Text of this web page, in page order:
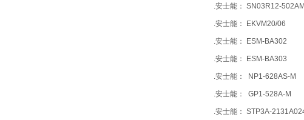
.安士能： SN03R12-
.安士能： EKVM20/06
.安士能： ESM-BA302
.安士能： ESM-BA303
.安士能： NP1-628AS-M
.安士能： GP1-528A-M
.安士能： STP3A-